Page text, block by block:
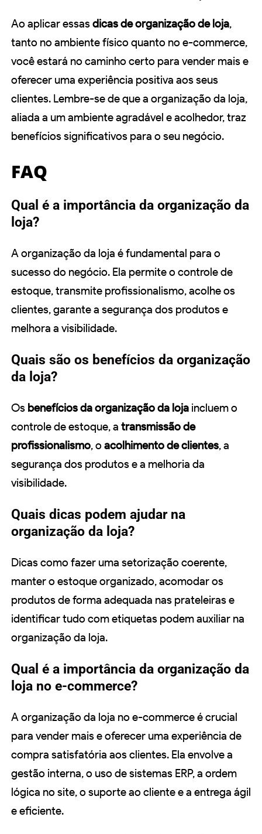
Ao aplicar essasdicas de organização de loja,
tanto no ambiente físico quanto no e-commerce,
você estará no caminho certo para vender mais e
oferecer uma experiência positiva aos seus
clientes. Lembre-se de que a organização da loja,
aliada a um ambiente agradável e acolhedor, traz
benefícios significativos para o seu negócio.
FAQ
Qual é a importância da organização da
loja?
A organização da loja é fundamental para o
sucesso do negócio. Ela permite o controle de
estoque, transmite profissionalismo, acolhe os
clientes, garante a segurança dos produtos e
melhora a visibilidade.
Quais são os benefícios da organização
da loja?
Os benefícios da organização da loja incluem o
controle de estoque, a transmissão de
profissionalismo, o acolhimento de clientes, a
segurança dos produtos e a melhoria da
visibilidade.
Quais dicas podem ajudar na
organização da loja?
Dicas como fazer uma setorização coerente,
manter o estoque organizado, acomodar os
produtos de forma adequada nas prateleiras e
identificar tudo com etiquetas podem auxiliar na
organização da loja.
Qual é a importância da organização da
loja no e-commerce?
A organização da loja no e-commerce é crucial
para vender mais e oferecer uma experiência de
compra satisfatória aos clientes. Ela envolve a
gestão interna, o uso de sistemas ERP, a ordem
lógica no site, o suporte ao cliente e a entrega ágil
e eficiente.